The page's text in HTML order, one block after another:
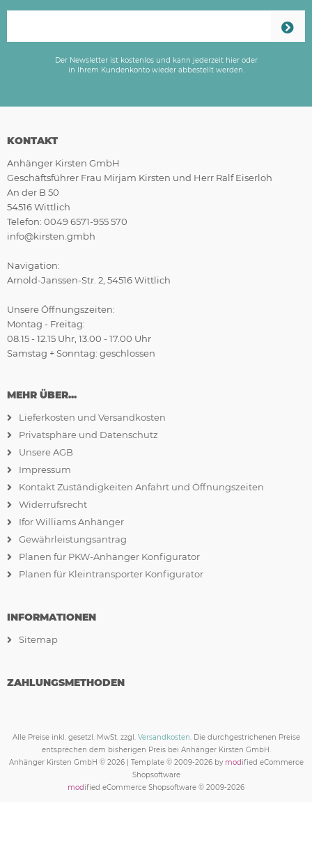
Der Newsletter ist kostenlos und kann jederzeit hier oder
in Ihrem Kundenkonto wieder abbestellt werden.
KONTAKT
Anhänger Kirsten GmbH
Geschäftsführer Frau Mirjam Kirsten und Herr Ralf Eiserloh
An der B 50
54516 Wittlich
Telefon: 0049 6571-955 570
info@kirsten.gmbh
Navigation:
Arnold-Janssen-Str. 2, 54516 Wittlich
Unsere Öffnungszeiten:
Montag - Freitag:
08.15 - 12.15 Uhr, 13.00 - 17.00 Uhr
Samstag + Sonntag: geschlossen
MEHR ÜBER...
Lieferkosten und Versandkosten
Privatsphäre und Datenschutz
Unsere AGB
Impressum
Kontakt Zuständigkeiten Anfahrt und Öffnungszeiten
Widerrufsrecht
Ifor Williams Anhänger
Gewährleistungsantrag
Planen für PKW-Anhänger Konfigurator
Planen für Kleintransporter Konfigurator
INFORMATIONEN
Sitemap
ZAHLUNGSMETHODEN
Alle Preise inkl. gesetzl. MwSt. zzgl. Versandkosten. Die durchgestrichenen Preise
entsprechen dem bisherigen Preis bei Anhänger Kirsten GmbH.
Anhänger Kirsten GmbH © 2026 | Template © 2009-2026 by mod ified eCommerce
Shopsoftware
mod ified eCommerce Shopsoftware © 2009-2026